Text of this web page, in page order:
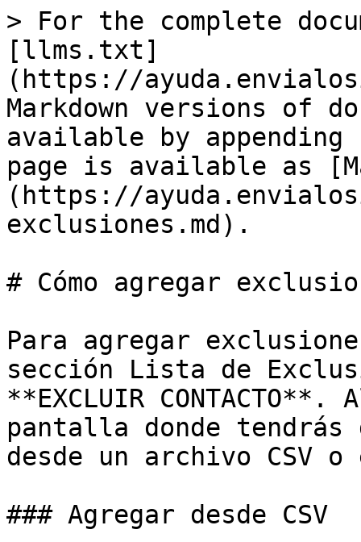
> For the complete
[llms.txt]
(https://
Markdown versions of
available by
page is available as
(https://
exclusiones.md).
# Cómo agregar
Para agregar
sección Lista de
**EXCLUIR
pantalla donde tendrás
desde un archivo CSV
### Agregar desde CSV